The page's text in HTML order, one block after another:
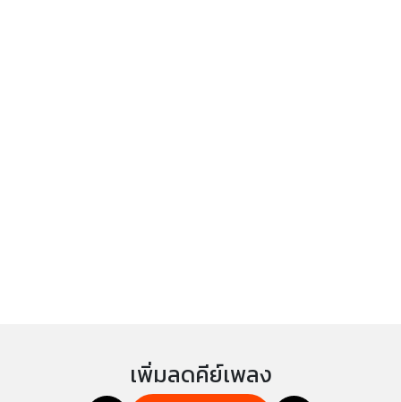
เพิ่มลดคีย์เพลง